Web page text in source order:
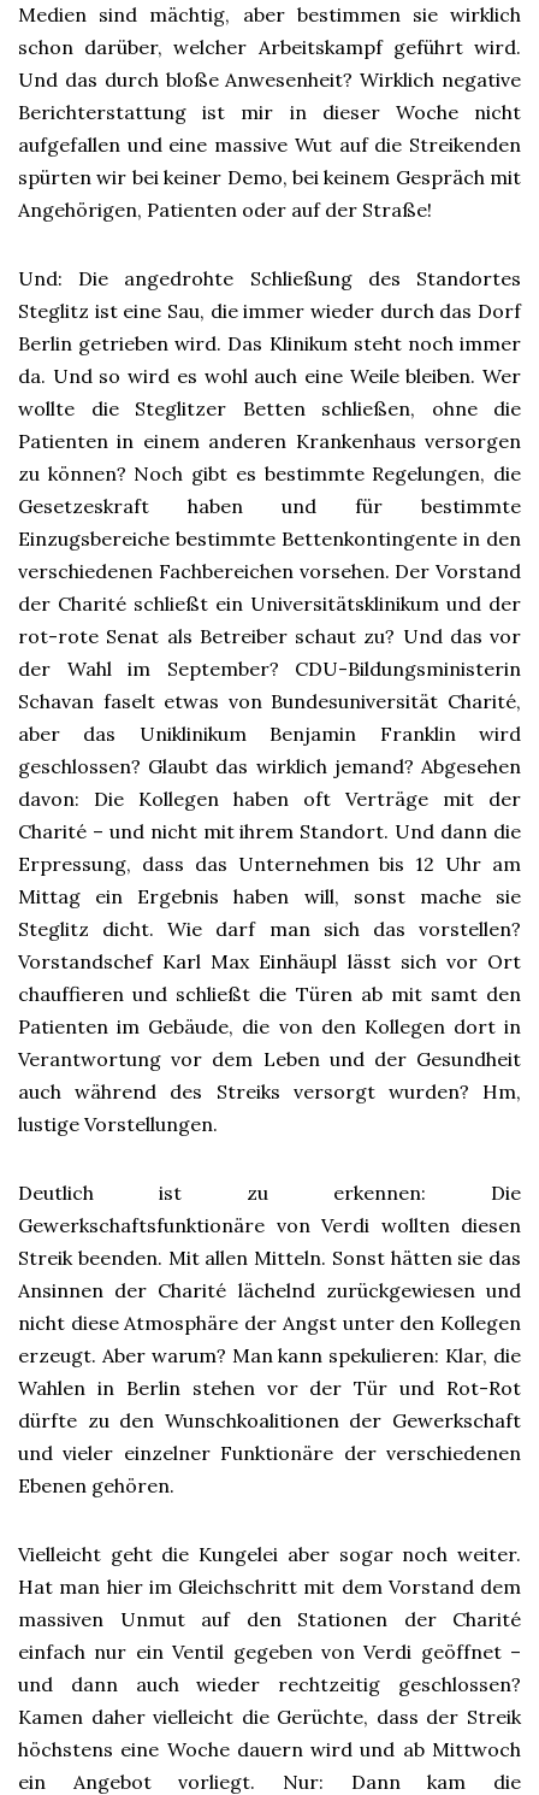
Medien sind mächtig, aber bestimmen sie wirklich
schon darüber, welcher Arbeitskampf geführt wird.
Und das durch bloße Anwesenheit? Wirklich negative
Berichterstattung ist mir in dieser Woche nicht
aufgefallen und eine massive Wut auf die Streikenden
spürten wir bei keiner Demo, bei keinem Gespräch mit
Angehörigen, Patienten oder auf der Straße!
Und: Die angedrohte Schließung des Standortes
Steglitz ist eine Sau, die immer wieder durch das Dorf
Berlin getrieben wird. Das Klinikum steht noch immer
da. Und so wird es wohl auch eine Weile bleiben. Wer
wollte die Steglitzer Betten schließen, ohne die
Patienten in einem anderen Krankenhaus versorgen
zu können? Noch gibt es bestimmte Regelungen, die
Gesetzeskraft haben und für bestimmte
Einzugsbereiche bestimmte Bettenkontingente in den
verschiedenen Fachbereichen vorsehen. Der Vorstand
der Charité schließt ein Universitätsklinikum und der
rot-rote Senat als Betreiber schaut zu? Und das vor
der Wahl im September? CDU-Bildungsministerin
Schavan faselt etwas von Bundesuniversität Charité,
aber das Uniklinikum Benjamin Franklin wird
geschlossen? Glaubt das wirklich jemand? Abgesehen
davon: Die Kollegen haben oft Verträge mit der
Charité – und nicht mit ihrem Standort. Und dann die
Erpressung, dass das Unternehmen bis 12 Uhr am
Mittag ein Ergebnis haben will, sonst mache sie
Steglitz dicht. Wie darf man sich das vorstellen?
Vorstandschef Karl Max Einhäupl lässt sich vor Ort
chauffieren und schließt die Türen ab mit samt den
Patienten im Gebäude, die von den Kollegen dort in
Verantwortung vor dem Leben und der Gesundheit
auch während des Streiks versorgt wurden? Hm,
lustige Vorstellungen.
Deutlich ist zu erkennen: Die
Gewerkschaftsfunktionäre von Verdi wollten diesen
Streik beenden. Mit allen Mitteln. Sonst hätten sie das
Ansinnen der Charité lächelnd zurückgewiesen und
nicht diese Atmosphäre der Angst unter den Kollegen
erzeugt. Aber warum? Man kann spekulieren: Klar, die
Wahlen in Berlin stehen vor der Tür und Rot-Rot
dürfte zu den Wunschkoalitionen der Gewerkschaft
und vieler einzelner Funktionäre der verschiedenen
Ebenen gehören.
Vielleicht geht die Kungelei aber sogar noch weiter.
Hat man hier im Gleichschritt mit dem Vorstand dem
massiven Unmut auf den Stationen der Charité
einfach nur ein Ventil gegeben von Verdi geöffnet –
und dann auch wieder rechtzeitig geschlossen?
Kamen daher vielleicht die Gerüchte, dass der Streik
höchstens eine Woche dauern wird und ab Mittwoch
ein Angebot vorliegt. Nur: Dann kam die